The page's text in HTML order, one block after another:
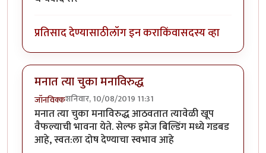
प्रतिसाद देण्यासाठीलॉग इन कराकिंवासदस्य व्हा
मनात त्या चुका मनाविरुद्ध
जॉनविक्कशनिवार, 10/08/2019 11:31
मनात त्या चुका मनाविरुद्ध आठवतात त्यावेळी खूप
वैफल्याची भावना येते. सेल्फ इमेज बिल्डिंग मध्ये गडबड
आहे, स्वत:ला दोष देण्याचा स्वभाव आहे